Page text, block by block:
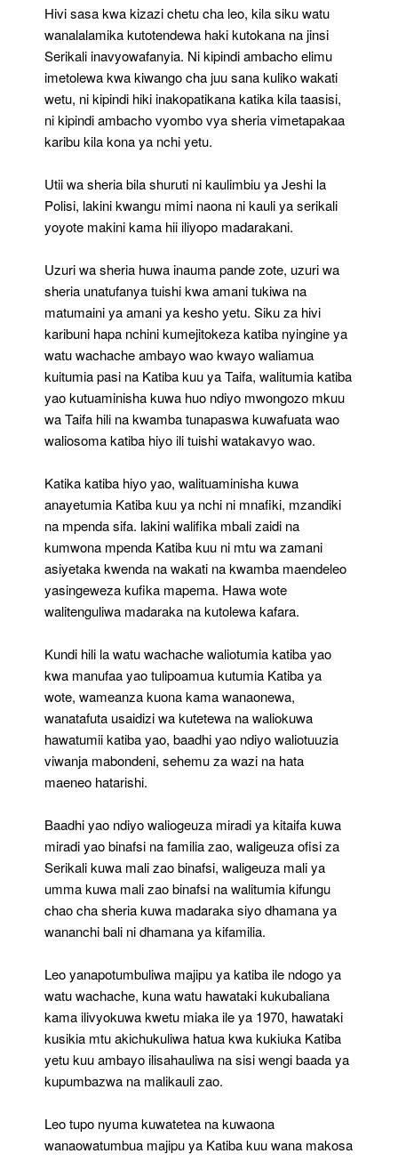
Hivi sasa kwa kizazi chetu cha leo, kila siku watu
wanalalamika kutotendewa haki kutokana na jinsi
Serikali inavyowafanyia. Ni kipindi ambacho elimu
imetolewa kwa kiwango cha juu sana kuliko wakati
wetu, ni kipindi hiki inakopatikana katika kila taasisi,
ni kipindi ambacho vyombo vya sheria vimetapakaa
karibu kila kona ya nchi yetu.
Utii wa sheria bila shuruti ni kaulimbiu ya Jeshi la
Polisi, lakini kwangu mimi naona ni kauli ya serikali
yoyote makini kama hii iliyopo madarakani.
Uzuri wa sheria huwa inauma pande zote, uzuri wa
sheria unatufanya tuishi kwa amani tukiwa na
matumaini ya amani ya kesho yetu. Siku za hivi
karibuni hapa nchini kumejitokeza katiba nyingine ya
watu wachache ambayo wao kwayo waliamua
kuitumia pasi na Katiba kuu ya Taifa, walitumia katiba
yao kutuaminisha kuwa huo ndiyo mwongozo mkuu
wa Taifa hili na kwamba tunapaswa kuwafuata wao
waliosoma katiba hiyo ili tuishi watakavyo wao.
Katika katiba hiyo yao, walituaminisha kuwa
anayetumia Katiba kuu ya nchi ni mnafiki, mzandiki
na mpenda sifa. lakini walifika mbali zaidi na
kumwona mpenda Katiba kuu ni mtu wa zamani
asiyetaka kwenda na wakati na kwamba maendeleo
yasingeweza kufika mapema. Hawa wote
walitenguliwa madaraka na kutolewa kafara.
Kundi hili la watu wachache waliotumia katiba yao
kwa manufaa yao tulipoamua kutumia Katiba ya
wote, wameanza kuona kama wanaonewa,
wanatafuta usaidizi wa kutetewa na waliokuwa
hawatumii katiba yao, baadhi yao ndiyo waliotuuzia
viwanja mabondeni, sehemu za wazi na hata
maeneo hatarishi.
Baadhi yao ndiyo waliogeuza miradi ya kitaifa kuwa
miradi yao binafsi na familia zao, waligeuza ofisi za
Serikali kuwa mali zao binafsi, waligeuza mali ya
umma kuwa mali zao binafsi na walitumia kifungu
chao cha sheria kuwa madaraka siyo dhamana ya
wananchi bali ni dhamana ya kifamilia.
Leo yanapotumbuliwa majipu ya katiba ile ndogo ya
watu wachache, kuna watu hawataki kukubaliana
kama ilivyokuwa kwetu miaka ile ya 1970, hawataki
kusikia mtu akichukuliwa hatua kwa kukiuka Katiba
yetu kuu ambayo ilisahauliwa na sisi wengi baada ya
kupumbazwa na malikauli zao.
Leo tupo nyuma kuwatetea na kuwaona
wanaowatumbua majipu ya Katiba kuu wana makosa